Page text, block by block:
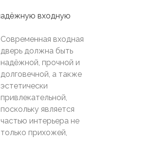
Современная входная
дверь должна быть
надёжной, прочной и
долговечной, а также
эстетически
привлекательной,
поскольку является
частью интерьера не
только прихожей,